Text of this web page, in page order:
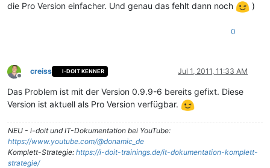
die Pro Version einfacher. Und genau das fehlt dann noch
)
0
Offline
creiss I-DOIT KENNER Jul 1, 2011, 11:33 AM
Das Problem ist mit der Version 0.9.9-6 bereits gefixt. Diese
Version ist aktuell als Pro Version verfügbar.
NEU - i-doit und IT-Dokumentation bei YouTube:
https://www.youtube.com/@donamic_de
Komplett-Strategie: https://i-doit-trainings.de/it-dokumentation-komplett-
strategie/